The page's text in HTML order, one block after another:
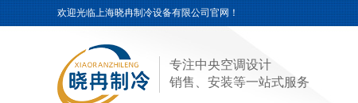
专注中央空调设计
销售、安装等一站式服务
欢迎光临上海晓冉制冷设备有限公司官网！